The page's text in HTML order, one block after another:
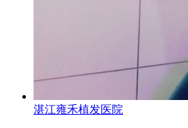
湛江雍禾植发医院